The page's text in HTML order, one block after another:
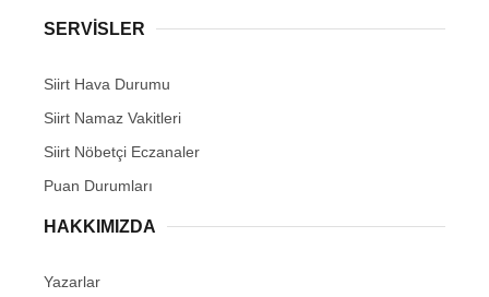
SERVİSLER
Siirt Hava Durumu
Siirt Namaz Vakitleri
Siirt Nöbetçi Eczanaler
Puan Durumları
HAKKIMIZDA
Yazarlar